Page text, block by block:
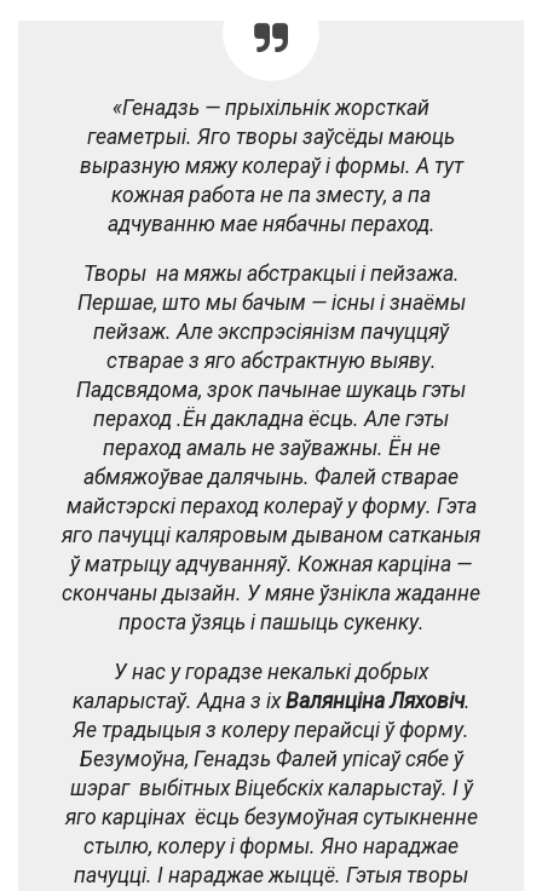
«Генадзь — прыхільнік жорсткай
геаметрыі. Яго творы заўсёды маюць
выразную мяжу колераў і формы. А тут
кожная работа не па зместу, а па
адчуванню мае нябачны пераход.
Творы на мяжы абстракцыі і пейзажа.
Першае, што мы бачым — існы і знаёмы
пейзаж. Але экспрэсіянізм пачуццяў
стварае з яго абстрактную выяву.
Падсвядома, зрок пачынае шукаць гэты
пераход .Ён дакладна ёсць. Але гэты
пераход амаль не заўважны. Ён не
абмяжоўвае далячынь. Фалей стварае
майстэрскі пераход колераў у форму. Гэта
яго пачуцці каляровым дываном сатканыя
ў матрыцу адчуванняў. Кожная карціна —
скончаны дызайн. У мяне ўзнікла жаданне
проста ўзяць і пашыць сукенку.
У нас у горадзе некалькі добрых
каларыстаў. Адна з іхВалянціна Ляховіч.
Яе традыцыя з колеру перайсці ў форму.
Безумоўна, Генадзь Фалей упісаў сябе ў
шэраг выбітных Віцебскіх каларыстаў. І ў
яго карцінах ёсць безумоўная сутыкненне
стылю, колеру і формы. Яно нараджае
пачуцці. І нараджае жыццё. Гэтыя творы